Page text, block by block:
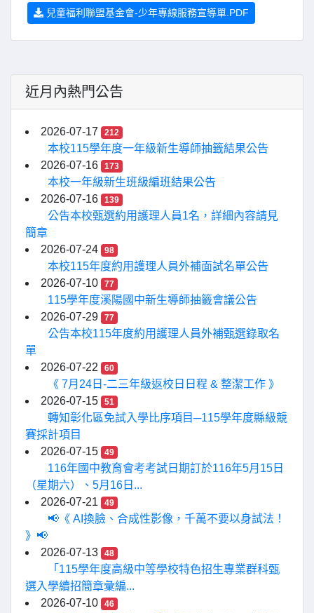
兒童福利聯盟基金會-少年專線服務宣導單.PDF
近月內熱門公告
2026-07-17 212
本校115學年度一年級新生導師抽籤結果公告
2026-07-16
173
本校一年級新生班級編班結果公告
2026-07-16
139
公告本校甄選約用護理人員1名，詳細內容請見
簡章
2026-07-24
98
本校115年度約用護理人員外補面試名單公告
2026-07-10
77
115學年度溪陽國中新生導師抽籤會議公告
2026-07-29
77
公告本校115年度約用護理人員外補甄選錄取名
單
2026-07-22
60
《 7月24日-二三年級返校日日程 & 整潔工作 》
2026-07-15
51
轉知彰化區免試入學比序項目─115學年度縣級競
賽採計項目
2026-07-15
49
116年國中教育會考考試日期訂於116年5月15日
（星期六）、5月16日...
2026-07-21
49
📢《 AI換臉、合成性影像，千萬不要以身試法！
》📢
2026-07-13
48
「115學年度高級中等學校特色招生專業群科甄
選入學續招簡章彙編...
2026-07-10
46